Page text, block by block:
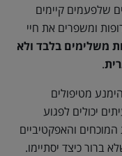
שלפעמים קיימים
ומשפרים את חיי
משלימים בלבד ולא
.
מטיפולים
יכולים לפגוע
והאפקטיביים
כיצד יסתיימו.